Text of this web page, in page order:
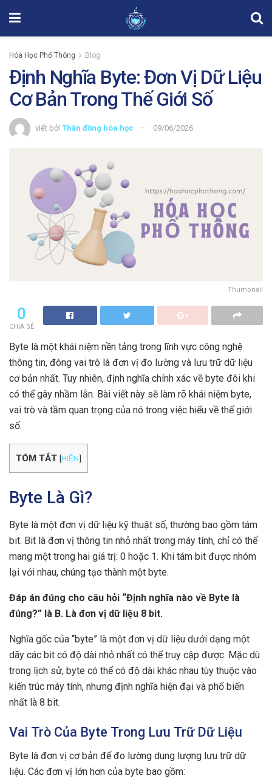
Hóa Học Phổ Thông Blog
Định Nghĩa Byte: Đơn Vị Dữ Liệu
Cơ Bản Trong Thế Giới Số
viết bởi Thần đồng hóa học 09/06/2026
Thumbnail
0
CHIA SẺ
Byte là một khái niệm nền tảng trong lĩnh vực công nghệ
thông tin, đóng vai trò là đơn vị đo lường và lưu trữ dữ liệu
cơ bản nhất. Tuy nhiên, định nghĩa chính xác về byte đôi khi
có thể gây nhầm lẫn. Bài viết này sẽ làm rõ khái niệm byte,
vai trò và tầm quan trọng của nó trong việc hiểu về thế giới
số.
TÓM TẮT [HIỆN]
Byte Là Gì?
Byte là một đơn vị dữ liệu kỹ thuật số, thường bao gồm tám
bit. Bit là đơn vị thông tin nhỏ nhất trong máy tính, chỉ có thể
mang một trong hai giá trị: 0 hoặc 1. Khi tám bit được nhóm
lại với nhau, chúng tạo thành một byte.
Đáp án đúng cho câu hỏi “Định nghĩa nào về Byte là
đúng?” là B. Là đơn vị dữ liệu 8 bit.
Nghĩa gốc của “byte” là một đơn vị dữ liệu dưới dạng một
dãy các bit có độ dài nhỏ nhất có thể truy cập được. Mặc dù
trong lịch sử, byte có thể có độ dài khác nhau tùy thuộc vào
kiến trúc máy tính, nhưng định nghĩa hiện đại và phổ biến
nhất là 8 bit.
Vai Trò Của Byte Trong Lưu Trữ Dữ Liệu
Byte là đơn vị cơ bản để đo lường dung lượng lưu trữ dữ
liệu. Các đơn vị lớn hơn của byte bao gồm: